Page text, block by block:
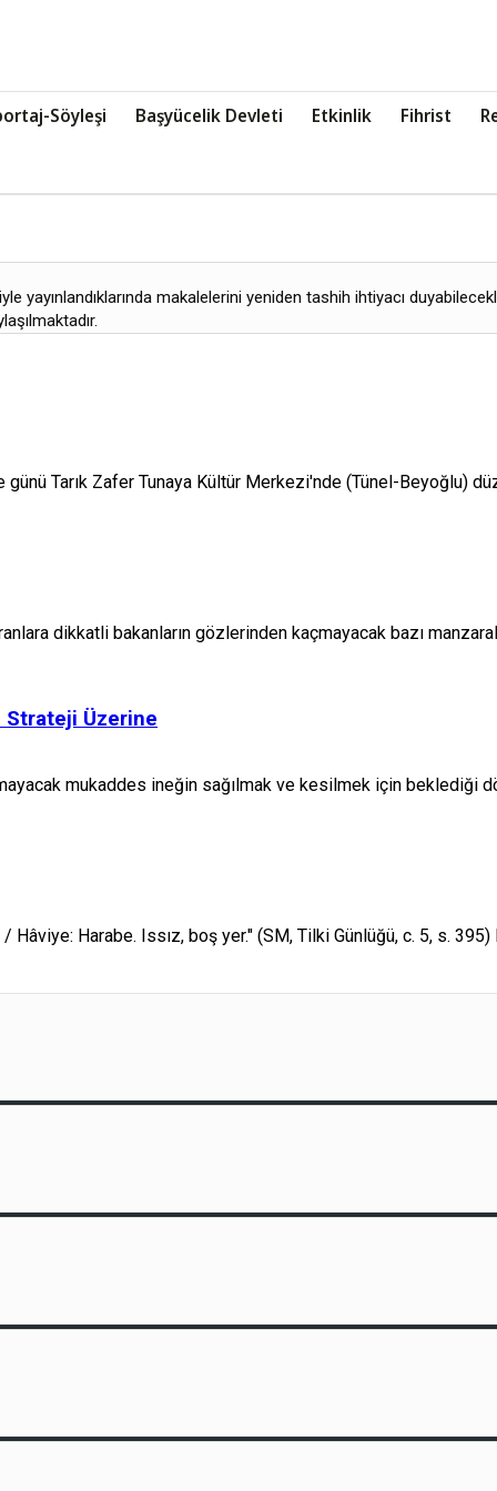
Söyleşi Başyücelik Devleti Etkinlik Fihrist
yayınlandıklarında makalelerini yeniden tashih ihtiyacı
Tarık Zafer Tunaya Kültür Merkezi'nde (Tünel-Beyoğlu)
dikkatli bakanların gözlerinden kaçmayacak bazı
Strateji Üzerine
mukaddes ineğin sağılmak ve kesilmek için beklediği
Harabe. Issız, boş yer." (SM, Tilki Günlüğü, c. 5, s. 395)